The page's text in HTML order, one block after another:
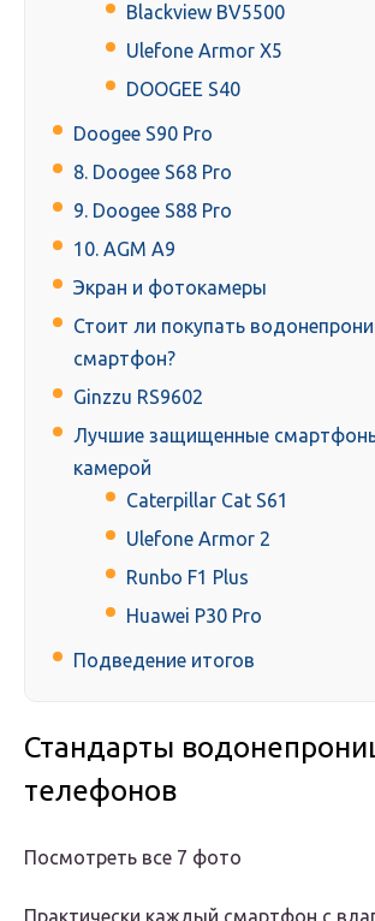
Blackview BV5500
Ulefone Armor X5
DOOGEE S40
Doogee S90 Pro
8. Doogee S68 Pro
9. Doogee S88 Pro
10. AGM A9
Экран и фотокамеры
Стоит ли покупать
смартфон?
Ginzzu RS9602
Лучшие защищенные
камерой
Caterpillar Cat S61
Ulefone Armor 2
Runbo F1 Plus
Huawei P30 Pro
Подведение итогов
Стандарты
телефонов
Посмотреть все 7 фото